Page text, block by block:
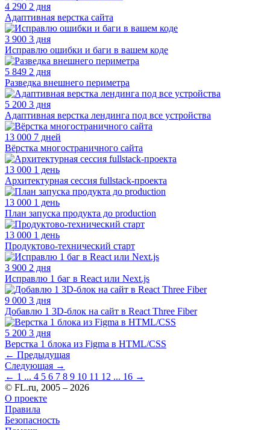
4 290 2 дня
Адаптивная верстка сайта
3 900 3 дня
Исправлю ошибки и баги в вашем коде
5 849 2 дня
Разведка внешнего периметра
5 200 3 дня
Адаптивная верстка лендинга под все устройства
13 000 7 дней
Вёрстка многостраничного сайта
13 000 1 день
Архитектурная сессия fullstack-проекта
13 000 1 день
План запуска продукта до production
13 000 1 день
Продуктово-технический старт
3 900 2 дня
Исправлю 1 баг в React или Next.js
9 000 3 дня
Добавлю 1 3D-блок на сайт в React Three Fiber
5 200 3 дня
Верстка 1 блока из Figma в HTML/CSS
← Предыдущая
Следующая →
← 1 ... 4 5 6 7 8 9 10 11 12 ... 16 →
© FL.ru, 2005 – 2026
О проекте
Правила
Безопасность